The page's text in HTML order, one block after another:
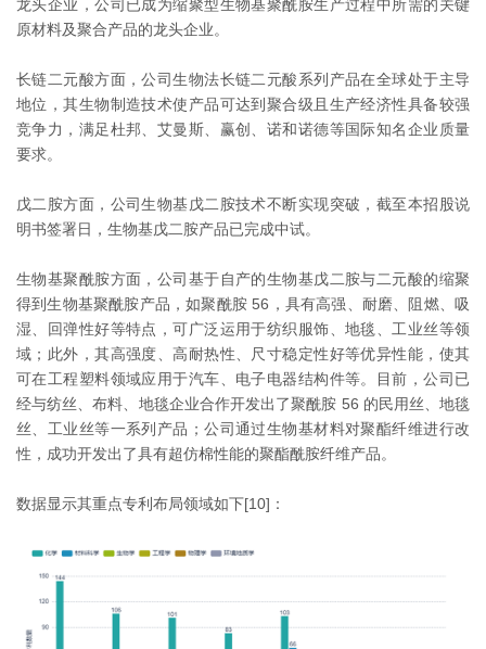
龙头企业，公司已成为缩聚型生物基聚酰胺生产过程中所需的关键
原材料及聚合产品的龙头企业。
长链二元酸方面，公司生物法长链二元酸系列产品在全球处于主导
地位，其生物制造技术使产品可达到聚合级且生产经济性具备较强
竞争力，满足杜邦、艾曼斯、赢创、诺和诺德等国际知名企业质量
要求。
戊二胺方面，公司生物基戊二胺技术不断实现突破，截至本招股说
明书签署日，生物基戊二胺产品已完成中试。
生物基聚酰胺方面，公司基于自产的生物基戊二胺与二元酸的缩聚
得到生物基聚酰胺产品，如聚酰胺 56，具有高强、耐磨、阻燃、吸
湿、回弹性好等特点，可广泛运用于纺织服饰、地毯、工业丝等领
域；此外，其高强度、高耐热性、尺寸稳定性好等优异性能，使其
可在工程塑料领域应用于汽车、电子电器结构件等。目前，公司已
经与纺丝、布料、地毯企业合作开发出了聚酰胺 56 的民用丝、地毯
丝、工业丝等一系列产品；公司通过生物基材料对聚酯纤维进行改
性，成功开发出了具有超仿棉性能的聚酯酰胺纤维产品。
数据显示其重点专利布局领域如下[10]：